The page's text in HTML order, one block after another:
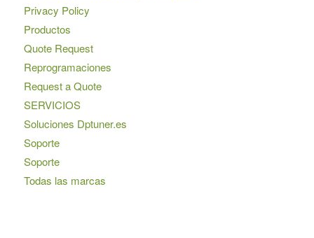
Privacy Policy
Productos
Quote Request
Reprogramaciones
Request a Quote
SERVICIOS
Soluciones Dptuner.es
Soporte
Soporte
Todas las marcas